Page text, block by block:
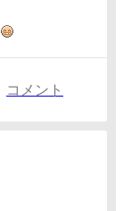
コメント